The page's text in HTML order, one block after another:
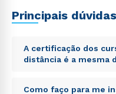
Principais
A certificação dos
distância é a mesma
Sed ut perspiciatis
Como faço para me